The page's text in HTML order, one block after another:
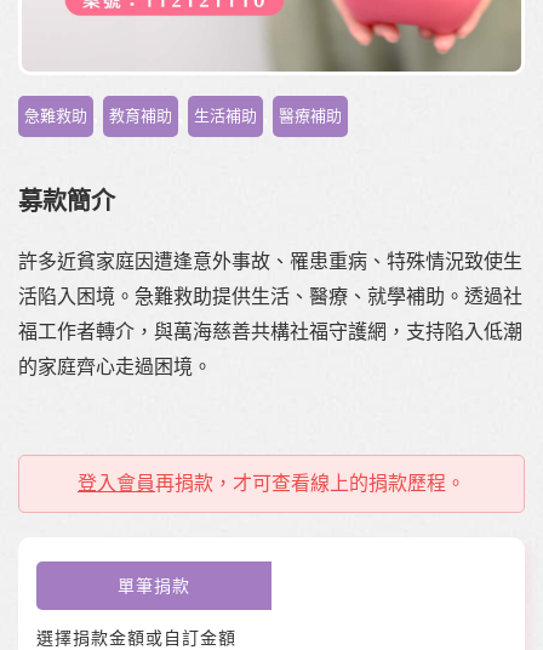
急難救助 教育補助 生活補助 醫療補助
募款簡介
許多近貧家庭因遭逢意外事故、罹患重病、特殊情況致使生
活陷入困境。急難救助提供生活、醫療、就學補助。透過社
福工作者轉介，與萬海慈善共構社福守護網，支持陷入低潮
的家庭齊心走過困境。
登入會員再捐款，才可查看線上的捐款歷程。
單筆捐款
選擇捐款金額或自訂金額